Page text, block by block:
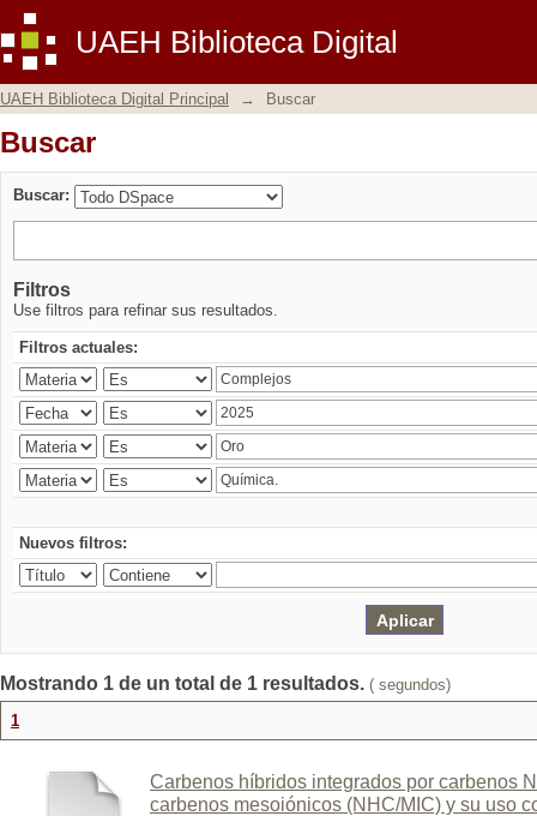
UAEH Biblioteca Digital
Buscar
UAEH Biblioteca Digital Principal → Buscar
Buscar
Buscar:
Filtros
Use filtros para refinar sus resultados.
Filtros actuales:
Nuevos filtros:
Mostrando 1 de un total de 1 resultados. ( segundos)
1
Carbenos híbridos integrados por carbenos
carbenos mesoiónicos (NHC/MIC) y su uso